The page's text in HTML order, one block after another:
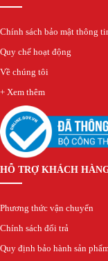
Chính sách bảo mật thông
Quy chế hoạt động
Về chúng tôi
+ Xem thêm
HỖ TRỢ KHÁCH
Phương thức vận chuyển
Chính sách đổi trả
Quy định bảo hành sản